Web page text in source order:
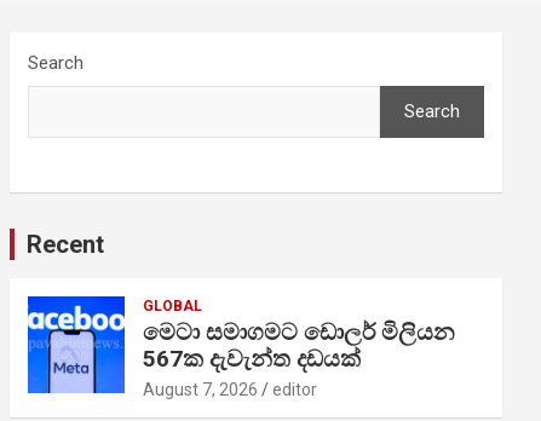
Search
Search
Recent
GLOBAL
මෙටා සමාගමට ඩොලර් මිලියන
567ක දැවැන්ත දඩයක්
August 7, 2026 editor